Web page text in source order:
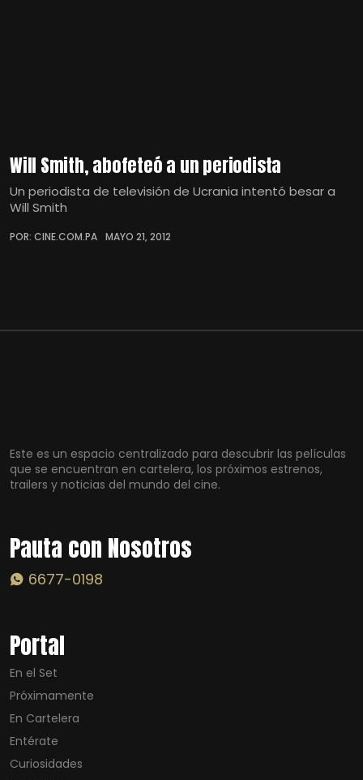
Will Smith, abofeteó a un periodista
Un periodista de televisión de Ucrania intentó besar a
Will Smith
POR: CINE.COM.PA MAYO 21, 2012
Este es un espacio centralizado para descubrir las películas
que se encuentran en cartelera, los próximos estrenos,
trailers y noticias del mundo del cine.
Pauta con Nosotros
6677-0198
Portal
En el Set
Próximamente
En Cartelera
Entérate
Curiosidades